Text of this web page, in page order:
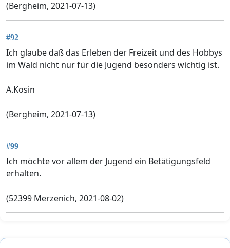
(Bergheim, 2021-07-13)
#92
Ich glaube daß das Erleben der Freizeit und des Hobbys
im Wald nicht nur für die Jugend besonders wichtig ist.
A.Kosin
(Bergheim, 2021-07-13)
#99
Ich möchte vor allem der Jugend ein Betätigungsfeld
erhalten.
(52399 Merzenich, 2021-08-02)